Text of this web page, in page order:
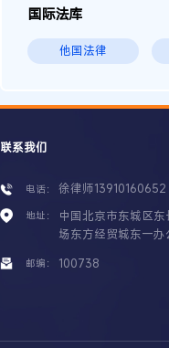
国际法库
他国法律
联系我们
电话： 徐律师13910160652
地址：
中国北京市东城区东
场东方经贸城东一
邮编： 100738